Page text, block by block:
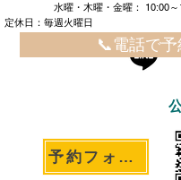
水曜・木曜・金曜： 10:00～
定休日：毎週火曜日
📞電話で予
予約フォームへ